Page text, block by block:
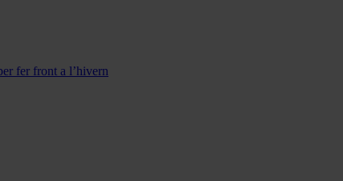
fer front a l’hivern